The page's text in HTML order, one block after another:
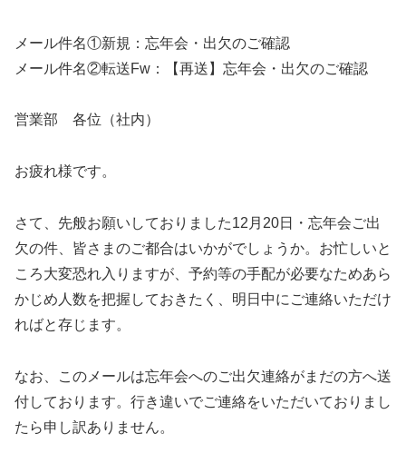
メール件名①新規：忘年会・出欠のご確認
メール件名②転送Fw：【再送】忘年会・出欠のご確認
営業部 各位（社内）
お疲れ様です。
さて、先般お願いしておりました12月20日・忘年会ご出
欠の件、皆さまのご都合はいかがでしょうか。お忙しいと
ころ大変恐れ入りますが、予約等の手配が必要なためあら
かじめ人数を把握しておきたく、明日中にご連絡いただけ
ればと存じます。
なお、このメールは忘年会へのご出欠連絡がまだの方へ送
付しております。行き違いでご連絡をいただいておりまし
たら申し訳ありません。